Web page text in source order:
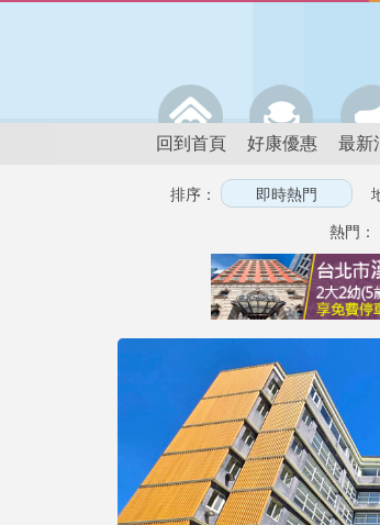
回到首頁 好康優惠 最新
排序：
熱門：